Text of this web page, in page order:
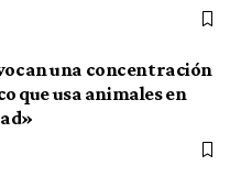
una concentración
que usa animales en